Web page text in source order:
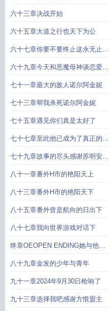
六十三章决战开始
六十五章大道之行也天下为公
六十七章你要不要终止这永无止境
的苏明安迭代
六十九章今天和恶魔母神谈恋爱了
吗
七十一章最大的敌人诺尔阿金妮
七十三章帮我杀死诺尔阿金妮
七十五章遇见你们真是太好了
七十七章至此他已成为了真正的灯
塔
七十九章故事的尽头感谢苏明安你
带我走吧盟主
八十一章番外H市的艳阳天上
八十三章番外H市的艳阳天下
八十五章番外曾是航向的日出下
八十七章我向世界游戏对话下
终章OEOPEN ENDING她与他的
伊甸园上
八十九章金发的少年与青年
九十一章2024年9月30日枪响了
九十三章选择我吧感谢方恨盟主